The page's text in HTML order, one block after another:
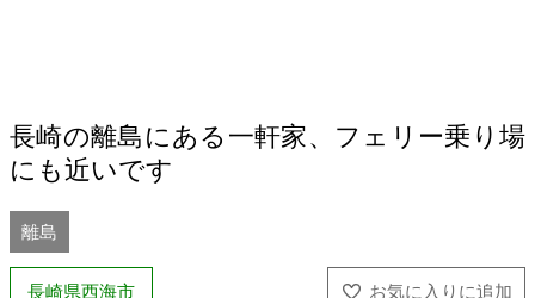
長崎の離島にある一軒家、フェリー乗り場
にも近いです
離島
長崎県西海市